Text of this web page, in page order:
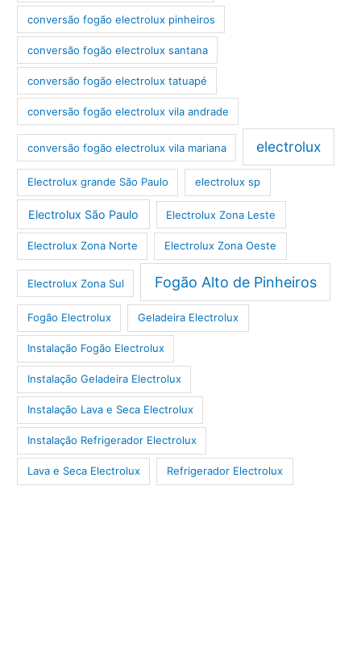
conversão fogão electrolux pinheiros
conversão fogão electrolux santana
conversão fogão electrolux tatuapé
conversão fogão electrolux vila andrade
conversão fogão electrolux vila mariana electrolux
Electrolux grande São Paulo electrolux sp
Electrolux São Paulo Electrolux Zona Leste
Electrolux Zona Norte Electrolux Zona Oeste
Electrolux Zona Sul Fogão Alto de Pinheiros
Fogão Electrolux Geladeira Electrolux
Instalação Fogão Electrolux
Instalação Geladeira Electrolux
Instalação Lava e Seca Electrolux
Instalação Refrigerador Electrolux
Lava e Seca Electrolux Refrigerador Electrolux